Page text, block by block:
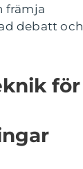
främja
debatt och
för